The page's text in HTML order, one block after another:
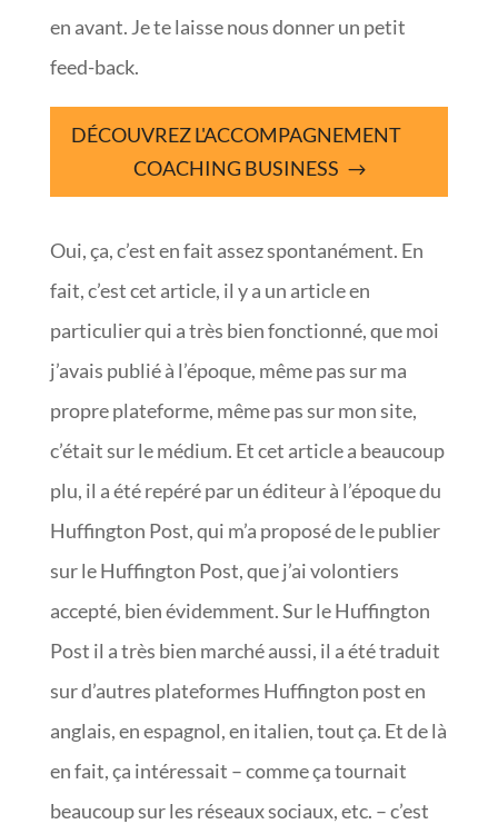
en avant. Je te laisse nous donner un petit
feed-back.
DÉCOUVREZ L'ACCOMPAGNEMENT
COACHING BUSINESS
Oui, ça, c’est en fait assez spontanément. En
fait, c’est cet article, il y a un article en
particulier qui a très bien fonctionné, que moi
j’avais publié à l’époque, même pas sur ma
propre plateforme, même pas sur mon site,
c’était sur le médium. Et cet article a beaucoup
plu, il a été repéré par un éditeur à l’époque du
Huffington Post, qui m’a proposé de le publier
sur le Huffington Post, que j’ai volontiers
accepté, bien évidemment. Sur le Huffington
Post il a très bien marché aussi, il a été traduit
sur d’autres plateformes Huffington post en
anglais, en espagnol, en italien, tout ça. Et de là
en fait, ça intéressait – comme ça tournait
beaucoup sur les réseaux sociaux, etc. – c’est